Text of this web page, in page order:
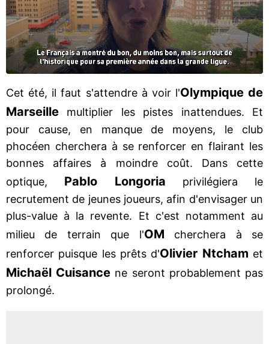
Cet été, il faut s'attendre à voir l'Olympique de
Marseille multiplier les pistes inattendues. Et
pour cause, en manque de moyens, le club
phocéen cherchera à se renforcer en flairant les
bonnes affaires à moindre coût. Dans cette
optique, Pablo Longoria privilégiera le
recrutement de jeunes joueurs, afin d'envisager un
plus-value à la revente. Et c'est notamment au
milieu de terrain que l'OM cherchera à se
renforcer puisque les prêts d'Olivier Ntcham et
Michaël Cuisance ne seront probablement pas
prolongé.